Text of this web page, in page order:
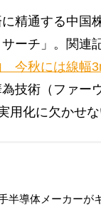
精通する中国
ーチ」。関連
今秋には線幅
技術（ファー
用化に欠かせ
半導体メーカーが